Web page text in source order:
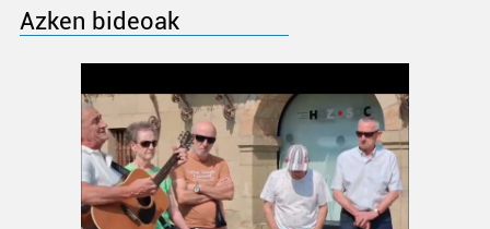
Azken bideoak